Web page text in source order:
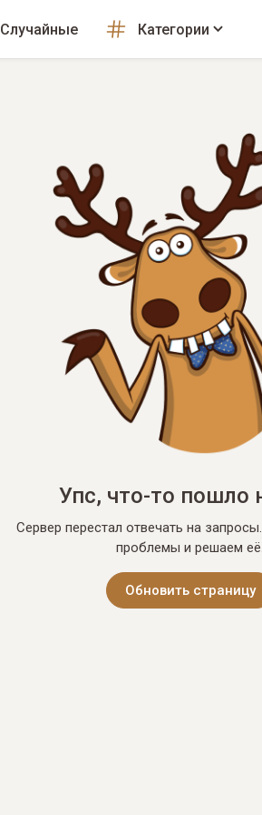
Случайные Категории
Упс, что-то пошло
Сервер перестал отвечать на
проблемы и решаем её.
Обновить страницу